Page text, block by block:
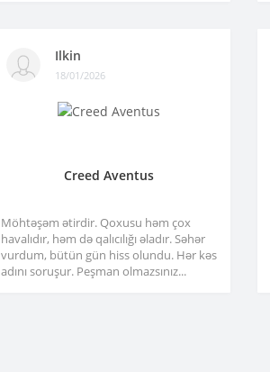
Ilkin
18/01/2026
Creed Aventus
Möhtəşəm ətirdir. Qoxusu həm çox
havalıdır, həm də qalıcılığı əladır. Səhər
vurdum, bütün gün hiss olundu. Hər kəs
adını soruşur. Peşman olmazsınız...